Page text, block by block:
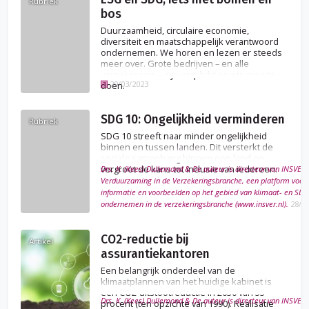
bos
Duurzaamheid, circulaire economie,
diversiteit en maatschappelijk verantwoord
ondernemen. We horen en lezen er steeds
meer over. Grote bedrijven – en alle
doen.
29/03/2023
Rubriek SDG 10: Ongelijkheid verminderen
SDG 10 streeft naar minder ongelijkheid
binnen en tussen landen. Dit versterkt de
sociale samenhang binnen een land en
vergroot de kans tot inclusie van iedereen.
Drs. K. (Kees) Dullemond & De auteur is directeur van
Verduurzaming in de Verzekeringsbranche, een platform voor
informatie en voorbeelden op het gebied van klimaat- en
ondernemen in de verzekeringsbranche (www.insver.nl). 28/
Artikel
CO2-reductie bij
assurantiekantoren
Een belangrijk onderdeel van de
klimaatplannen van het huidige kabinet is
een CO2-uitstootreductie in 2030 van 55
procent (ten opzichte van 1990). Realisatie
Drs. K. (Kees) Dullemond & De auteur is directeur van